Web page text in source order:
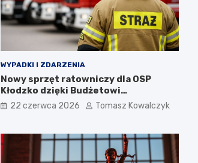
WYPADKI I ZDARZENIA
Nowy sprzęt ratowniczy dla OSP
Kłodzko dzięki Budżetowi
Obywatelskiemu 2026
22 czerwca 2026 Tomasz Kowalczyk